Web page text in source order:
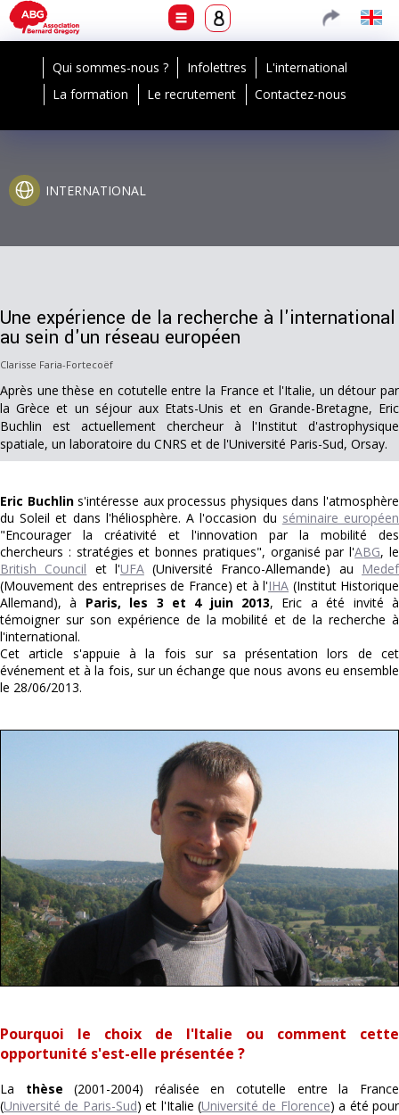
Qui sommes-nous ? Infolettres
L'international
La formation
Le recrutement Contactez-nous
INTERNATIONAL
Une expérience de la recherche à l'international
au sein d'un réseau européen
Clarisse Faria-Fortecoëf
Après une thèse en cotutelle entre la France et l'Italie, un détour par
la Grèce et un séjour aux Etats-Unis et en Grande-Bretagne, Eric
Buchlin est actuellement chercheur à l'Institut d'astrophysique
spatiale, un laboratoire du CNRS et de l'Université Paris-Sud, Orsay.
Eric Buchlins'intéresse aux processus physiques dans l'atmosphère
du Soleil et dans l'héliosphère. A l'occasion du séminaire européen
"Encourager la créativité et l'innovation par la mobilité des
chercheurs : stratégies et bonnes pratiques", organisé par l'ABG, le
British Council et l'UFA(Université Franco-Allemande) au
Medef
(Mouvement des entreprises de France) et à l'IHA (Institut Historique
Allemand), à Paris, les 3 et 4 juin 2013, Eric a été invité à
témoigner sur son expérience de la mobilité et de la recherche à
l'international.
Cet article s'appuie à la fois sur sa présentation lors de cet
événement et à la fois, sur un échange que nous avons eu ensemble
le 28/06/2013.
Pourquoi le choix de l'Italie ou comment cette
opportunité s'est-elle présentée ?
La thèse (2001-2004) réalisée en cotutelle entre la France
(Université de Paris-Sud) et l'Italie (Université de Florence) a été pour